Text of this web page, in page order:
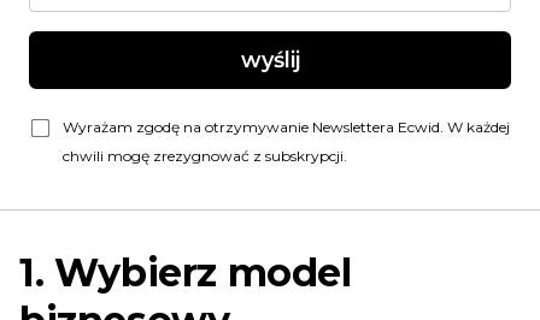
wyślij
Wyrażam zgodę na otrzymywanie Newslettera Ecwid. W każdej
chwili mogę zrezygnować z subskrypcji.
1. Wybierz model